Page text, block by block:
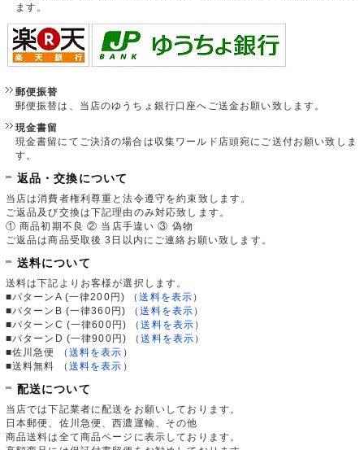
ます。
郵便振替
郵便振替は、当店のゆうちょ銀行口座へご送金お願い致します。
現金書留
現金書留にてご決済の場合は収集ワールド店頭宛にご送付お願い致しま
す。
返品・交換について
当店は消費者権利尊重と法令遵守を約束致します。
ご返品及び交換は下記理由のみ対応致します。
① 商品初期不良 ② 当店手違い ③ 偽物
ご返品は商品受取後 3日以内にご連絡お願い致します。
送料について
送料は下記よりお客様が選択します。
■パターンA (一律200円)
（送料を表示 ）
■パターンB (一律360円)
（送料を表示 ）
■パターンC (一律600円)
（送料を表示 ）
■パターンD (一律900円)
（送料を表示 ）
■佐川急便
（ 送料を表示 ）
■送料無料
（ 送料を表示 ）
配送について
当店では下記業者に配送をお願いしております。
日本郵便、佐川急便、西濃運輸、その他
商品送料は全て商品ページに表示しております。